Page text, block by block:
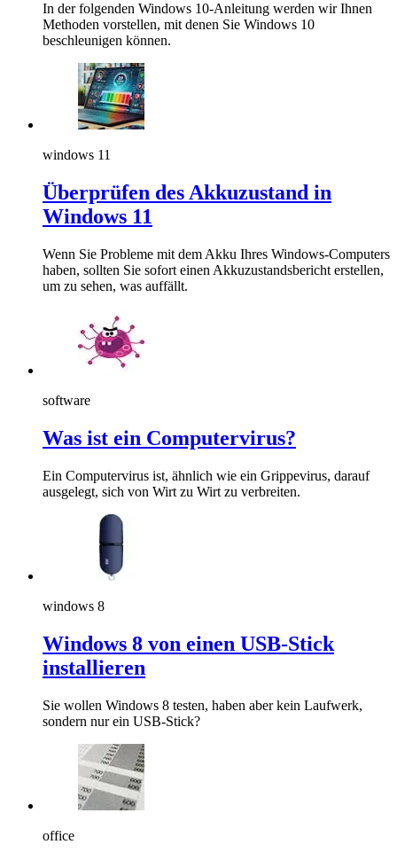
In der folgenden Windows 10-Anleitung werden wir Ihnen
Methoden vorstellen, mit denen Sie Windows 10
beschleunigen können.
windows 11
Überprüfen des Akkuzustand in
Windows 11
Wenn Sie Probleme mit dem Akku Ihres Windows-Computers
haben, sollten Sie sofort einen Akkuzustandsbericht erstellen,
um zu sehen, was auffällt.
software
Was ist ein Computervirus?
Ein Computervirus ist, ähnlich wie ein Grippevirus, darauf
ausgelegt, sich von Wirt zu Wirt zu verbreiten.
windows 8
Windows 8 von einen USB-Stick
installieren
Sie wollen Windows 8 testen, haben aber kein Laufwerk,
sondern nur ein USB-Stick?
office